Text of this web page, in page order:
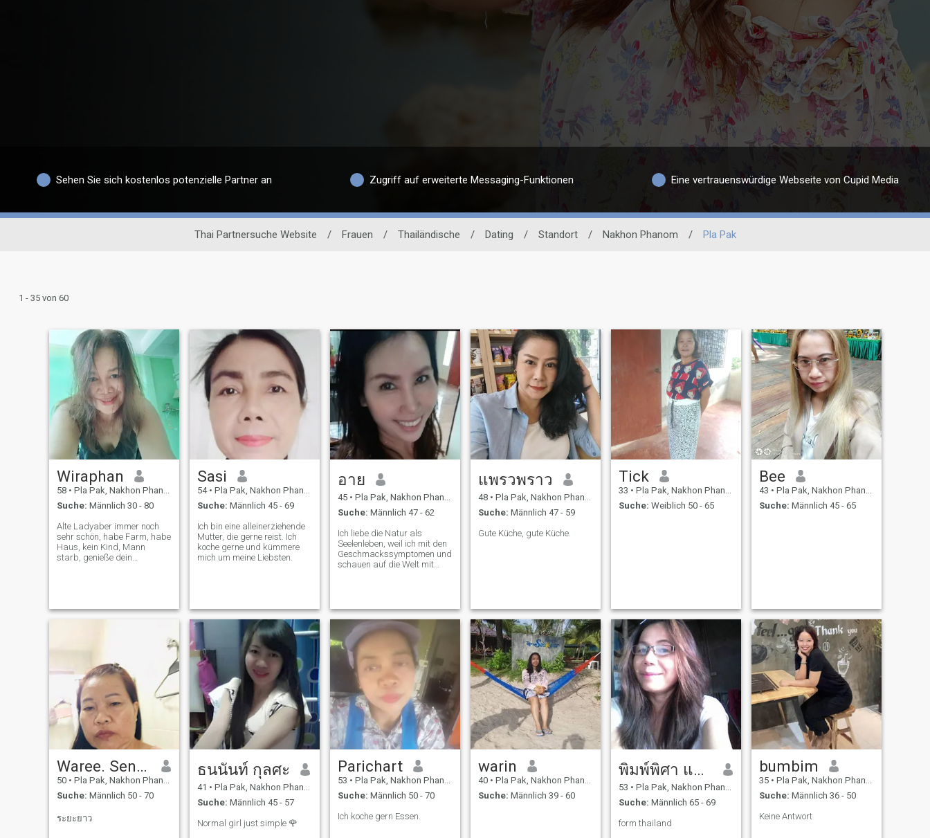
Sehen Sie sich kostenlos potenzielle Partner an Zugriff auf erweiterte Messaging-Funktionen Eine vertrauenswürdige Webseite von Cupid Media
Thai Partnersuche Website / Frauen / Thailändische / Dating / Standort / Nakhon Phanom / Pla Pak
1 - 35 von 60
Wiraphan
58 • Pla Pak, Nakhon Phanom, Thailand
Suche: Männlich 30 - 80
Alte Ladyaber immer noch
sehr schön, habe Farm, habe
Haus, kein Kind, Mann
starb, genieße dein
Sasi
54 • Pla Pak, Nakhon Phanom, Thailand
Suche: Männlich 45 - 69
Ich bin eine alleinerziehende
Mutter, die gerne reist. Ich
koche gerne und kümmere
mich um meine Liebsten.
อาย
45 • Pla Pak, Nakhon Phanom, Thailand
Suche: Männlich 47 - 62
Ich liebe die Natur als
Seelenleben, weil ich mit den
Geschmackssymptomen und
schauen auf die Welt mit
แพรวพราว
48 • Pla Pak, Nakhon Phanom, Thailand
Suche: Männlich 47 - 59
Gute Küche, gute Küche.
Tick
33 • Pla Pak, Nakhon Phanom, Thailand
Suche: Weiblich 50 - 65
Bee
43 • Pla Pak, Nakhon Phanom, Thailand
Suche: Männlich 45 - 65
Waree. Senachai
50 • Pla Pak, Nakhon Phanom, Thailand
Suche: Männlich 50 - 70
ระยะยาว
ธนนันท์ กุลศะ
41 • Pla Pak, Nakhon Phanom, Thailand
Suche: Männlich 45 - 57
Normal girl just simple 🌹
Parichart
53 • Pla Pak, Nakhon Phanom, Thailand
Suche: Männlich 50 - 70
Ich koche gern Essen.
warin
40 • Pla Pak, Nakhon Phanom, Thailand
Suche: Männlich 39 - 60
พิมพ์พิศา แสงอ่อน
53 • Pla Pak, Nakhon Phanom, Thailand
Suche: Männlich 65 - 69
form thailand
bumbim
35 • Pla Pak, Nakhon Phanom, Thailand
Suche: Männlich 36 - 50
Keine Antwort